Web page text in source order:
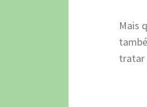
Mais
tratar